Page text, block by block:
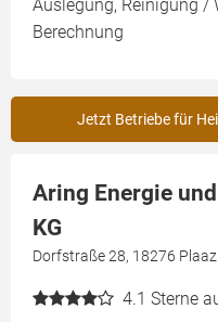
Auslegung, Reinigung /
Berechnung
Jetzt Betriebe für
Aring Energie
KG
Dorfstraße 28, 18276
4.1 Sterne